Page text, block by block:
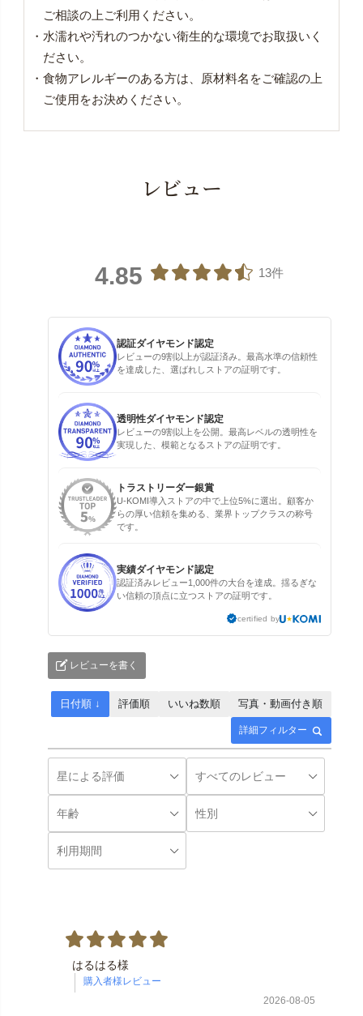
ご相談の上ご利用ください。
・水濡れや汚れのつかない衛生的な環境でお取扱いく
ださい。
・食物アレルギーのある方は、原材料名をご確認の上
ご使用をお決めください。
レビュー
4.85 13件
認証ダイヤモンド認定
レビューの9割以上が認証済み。最高水準の信頼性
を達成した、選ばれしストアの証明です。
透明性ダイヤモンド認定
レビューの9割以上を公開。最高レベルの透明性を
実現した、模範となるストアの証明です。
トラストリーダー銀賞
U-KOMI導入ストアの中で上位5%に選出。顧客か
らの厚い信頼を集める、業界トップクラスの称号
です。
実績ダイヤモンド認定
認証済みレビュー1,000件の大台を達成。揺るぎな
い信頼の頂点に立つストアの証明です。
certified by
レビューを書く
詳細フィルター
日付順 ↓ 評価順 いいね数順 写真・動画付き順
はるはる様
2026-08-05